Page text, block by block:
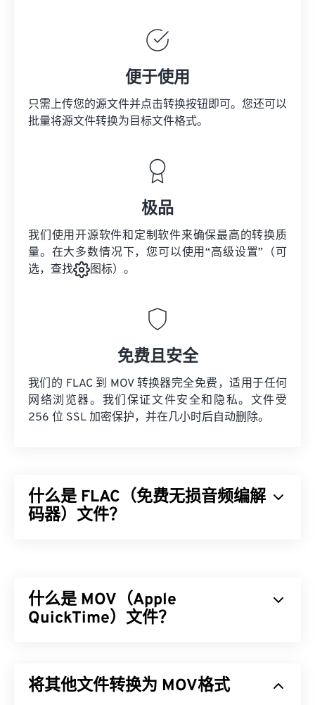
便于使用
只需上传您的源文件并点击转换按钮即可。您还可以
批量将源文件转换为目标文件格式。
极品
我们使用开源软件和定制软件来确保最高的转换质
量。在大多数情况下，您可以使用“高级设置”（可
选，查找
图标）。
免费且安全
我们的 FLAC 到 MOV 转换器完全免费，适用于任何
网络浏览器。我们保证文件安全和隐私。文件受
256 位 SSL 加密保护，并在几小时后自动删除。
什么是 FLAC（免费无损音频编解
码器）文件？
件压缩到原始大小的 50% 到 70% 左右，从而实现
无损压缩。
打开 FLAC 文件的默认程序是VLC 媒体播放器
FLAC 的其他特性包括：它未申请专利、允许播放音
什么是 MOV（Apple
QuickTime）文件？
媒体文件保存到用户设备而闻名。其显著特点之一是
将其他文件转换为 MOV格式